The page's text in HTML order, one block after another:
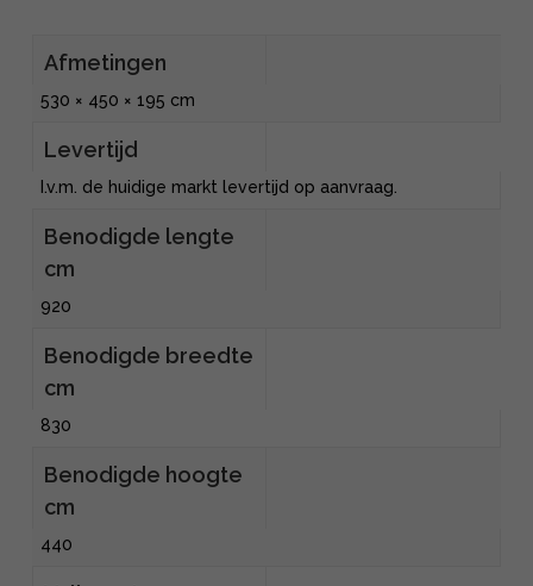
Afmetingen
530 × 450 × 195 cm
Levertijd
I.v.m. de huidige markt levertijd op aanvraag.
Benodigde lengte
cm
920
Benodigde breedte
cm
830
Benodigde hoogte
cm
440